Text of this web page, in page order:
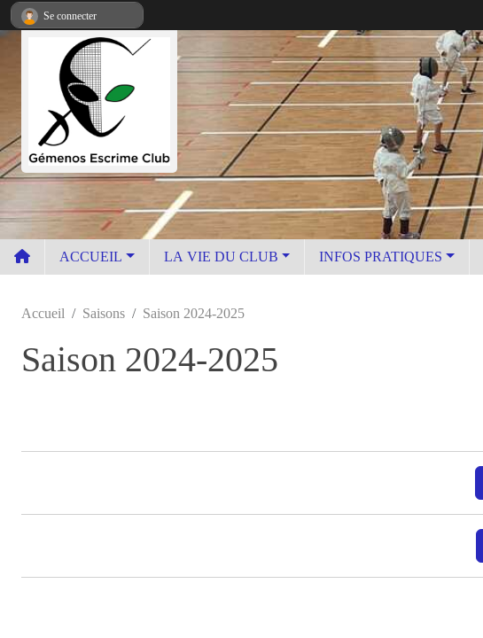
ACCUEIL LA VIE DU CLUB INFOS PRATIQUES
Accueil Saisons Saison 2024-2025
Saison 2024-2025
Se connecter
Panneau de gestion des cookies